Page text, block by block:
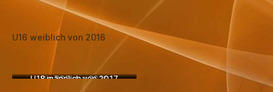
U16 weiblich von 2016
Die BSG von 2016
U18 männlich von 2017